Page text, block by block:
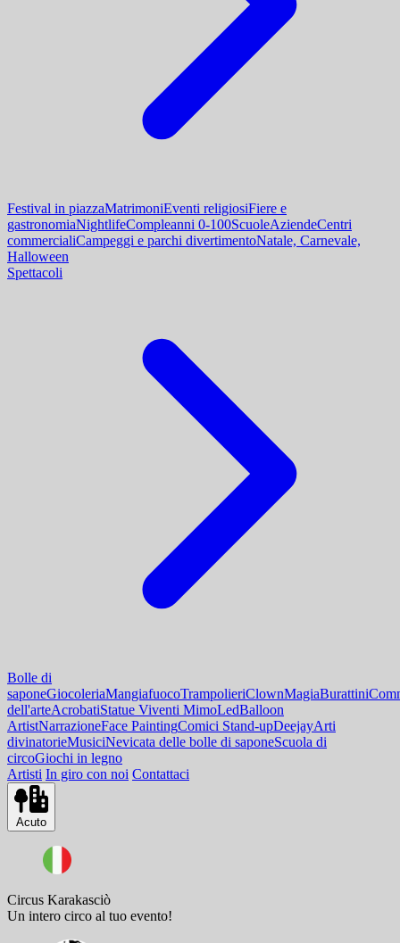
Festival in piazzaMatrimoniEventi religiosiFiere e
gastronomiaNightlifeCompleanni 0-100ScuoleAziendeCentri
commercialiCampeggi e parchi divertimentoNatale, Carnevale,
Halloween
Spettacoli
Bolle di
saponeGiocoleriaMangiafuocoTrampolieriClownMagiaBurattini
dell'arteAcrobatiStatue Viventi MimoLedBalloon
ArtistNarrazioneFace PaintingComici Stand-upDeejayArti
divinatorieMusiciNevicata delle bolle di saponeScuola di
circoGiochi in legno
Artisti In giro con noi Contattaci
Acuto
Circus Karakasciò
Un intero circo al tuo evento!